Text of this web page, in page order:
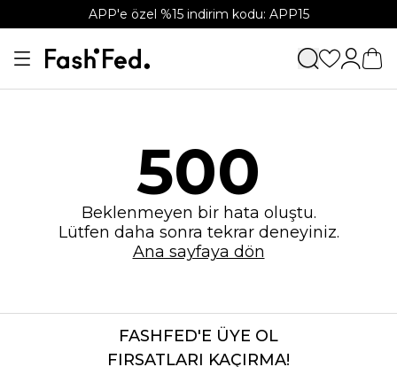
APP'e özel %15 indirim kodu: APP15
500
Beklenmeyen bir hata oluştu.
Lütfen daha sonra tekrar deneyiniz.
Ana sayfaya dön
FASHFED'E ÜYE OL
FIRSATLARI KAÇIRMA!